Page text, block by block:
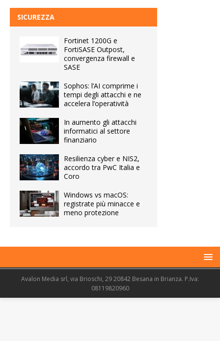
SICUREZZA
Fortinet 1200G e
FortiSASE Outpost,
convergenza firewall e
SASE
Sophos: l’AI comprime i
tempi degli attacchi e ne
accelera l’operatività
In aumento gli attacchi
informatici al settore
finanziario
Resilienza cyber e NIS2,
accordo tra PwC Italia e
Coro
Windows vs macOS:
registrate più minacce e
meno protezione
Avalon Media srl, via Brioschi, 29 20842 Besana in Brianza. P.Iva:
08119820960